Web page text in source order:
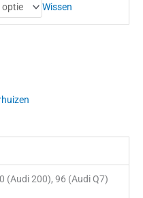
Wissen
(Audi 200), 96 (Audi Q7)